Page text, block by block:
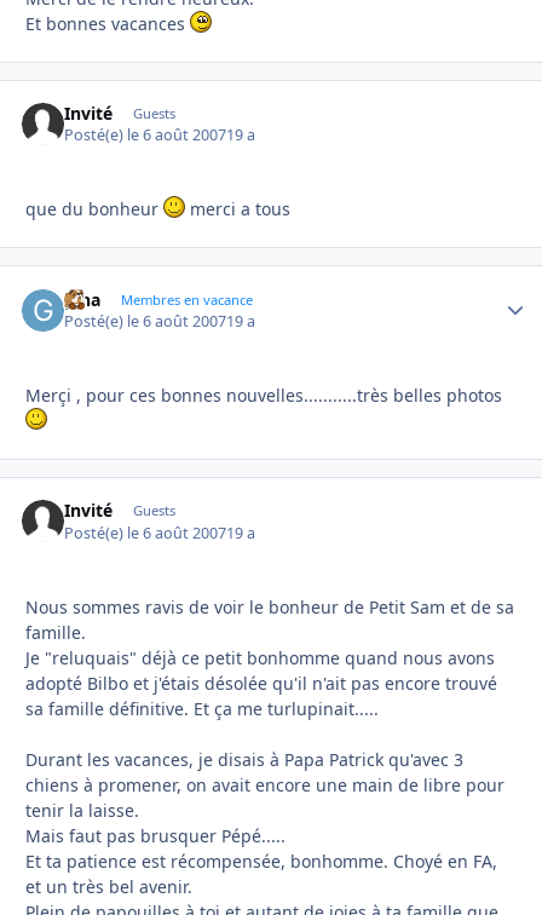
Et bonnes vacances
Invité Guests
Posté(e) le 6 août 200719 a
que du bonheur merci a tous
gina Membres en vacance
Posté(e) le 6 août 200719 a
Merçi , pour ces bonnes nouvelles...........très belles photos
Invité Guests
Posté(e) le 6 août 200719 a
Nous sommes ravis de voir le bonheur de Petit Sam et de sa
famille.
Je "reluquais" déjà ce petit bonhomme quand nous avons
adopté Bilbo et j'étais désolée qu'il n'ait pas encore trouvé
sa famille définitive. Et ça me turlupinait.....
Durant les vacances, je disais à Papa Patrick qu'avec 3
chiens à promener, on avait encore une main de libre pour
tenir la laisse.
Mais faut pas brusquer Pépé.....
Et ta patience est récompensée, bonhomme. Choyé en FA,
et un très bel avenir.